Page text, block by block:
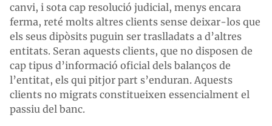
canvi, i sota cap resolució judicial, menys encara
ferma, reté molts altres clients sense deixar-los que
els seus dipòsits puguin ser traslladats a d’altres
entitats. Seran aquests clients, que no disposen de
cap tipus d’informació oficial dels balanços de
l’entitat, els qui pitjor part s’enduran. Aquests
clients no migrats constitueixen essencialment el
passiu del banc.